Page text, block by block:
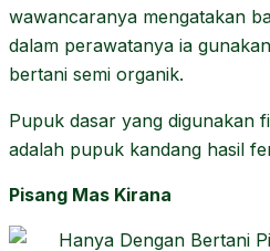
wawancaranya mengatakan
dalam perawatanya ia
bertani semi organik.
Pupuk dasar yang digunakan
adalah pupuk kandang hasil
Pisang Mas Kirana